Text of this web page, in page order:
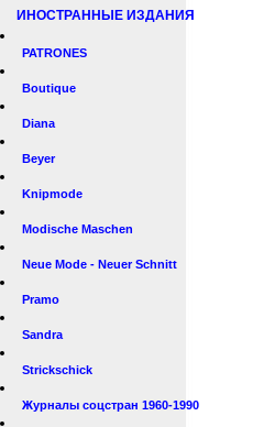
ИНОСТРАННЫЕ ИЗДАНИЯ
PATRONES
Boutique
Diana
Beyer
Knipmode
Modische Maschen
Neue Mode - Neuer Schnitt
Pramo
Sandra
Strickschick
Журналы соцстран 1960-1990